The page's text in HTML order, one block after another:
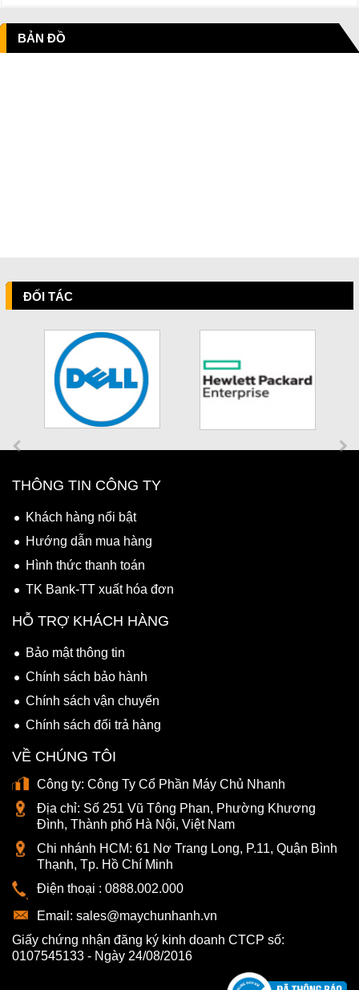
BẢN ĐỒ
ĐỐI TÁC
THÔNG TIN CÔNG TY
Khách hàng nổi bật
Hướng dẫn mua hàng
Hình thức thanh toán
TK Bank-TT xuất hóa đơn
HỖ TRỢ KHÁCH HÀNG
Bảo mật thông tin
Chính sách bảo hành
Chính sách vận chuyển
Chính sách đổi trả hàng
VỀ CHÚNG TÔI
Công ty: Công Ty Cổ Phần Máy Chủ Nhanh
Địa chỉ: Số 251 Vũ Tông Phan, Phường Khương
Đình, Thành phố Hà Nội, Việt Nam
Chi nhánh HCM: 61 Nơ Trang Long, P.11, Quận Bình
Thạnh, Tp. Hồ Chí Minh
Điện thoại : 0888.002.000
Email: sales@maychunhanh.vn
Giấy chứng nhận đăng ký kinh doanh CTCP số:
0107545133 - Ngày 24/08/2016